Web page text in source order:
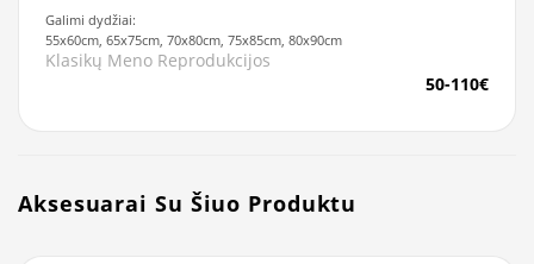
Galimi dydžiai:
55x60cm, 65x75cm, 70x80cm, 75x85cm, 80x90cm
Klasikų Meno Reprodukcijos
50-110€
Aksesuarai Su Šiuo Produktu